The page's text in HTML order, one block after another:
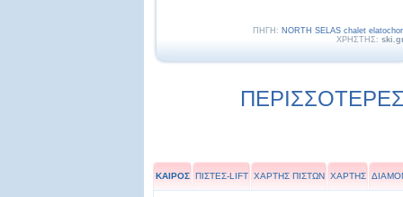
ΠΗΓΗ: NORTH SELAS chalet
ΧΡΗΣΤΗΣ:
ΠΕΡΙΣΣΟΤΕΡΕΣ
ΚΑΙΡΟΣ ΠΙΣΤΕΣ-LIFT ΧΑΡΤΗΣ ΠΙΣΤΩΝ ΧΑΡΤΗΣ